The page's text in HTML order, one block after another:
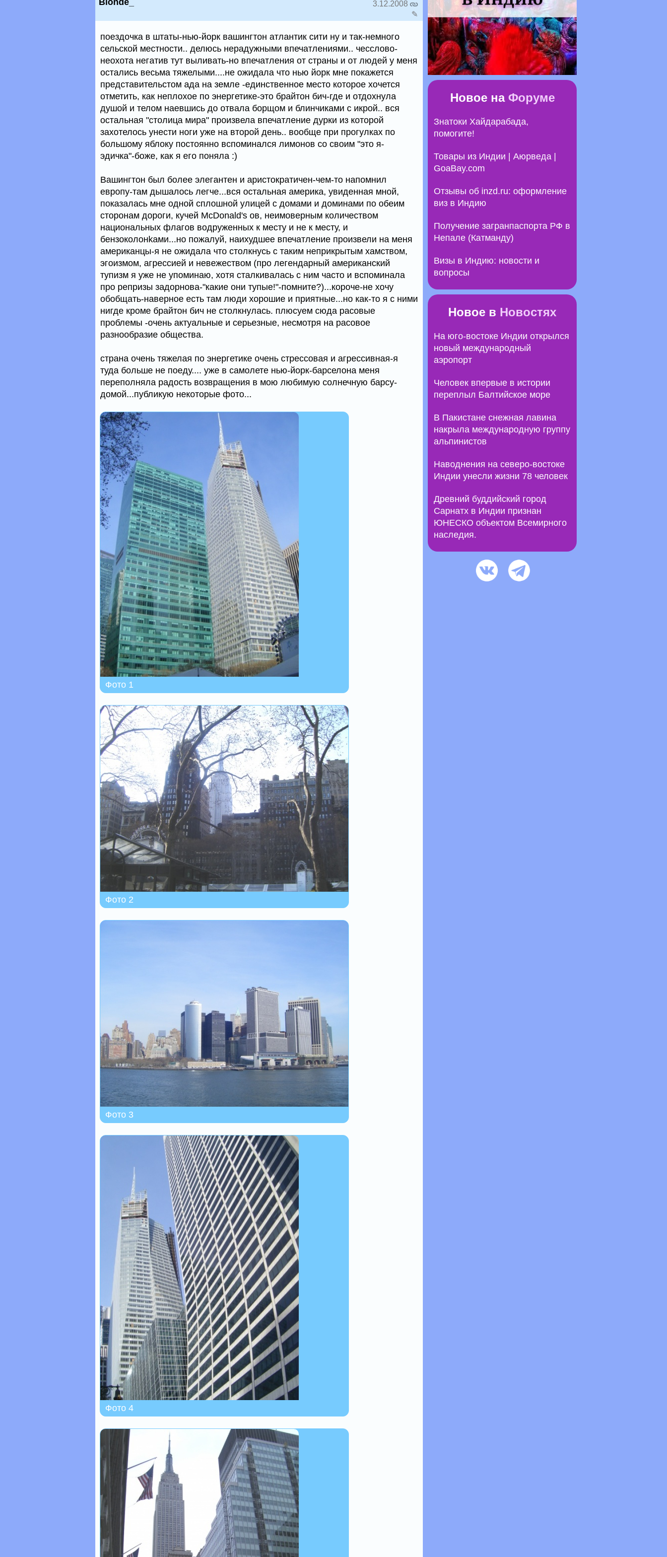
Blonde_
3.12.2008
✎
поездочка в штаты-нью-йорк вашингтон атлантик сити ну и так-немного
сельской местности.. делюсь нерадужными впечатлениями.. чесслово-
неохота негатив тут выливать-но впечатления от страны и от людей у меня
остались весьма тяжелыми....не ожидала что нью йорк мне покажется
представительстом ада на земле -единственное место которое хочется
отметить, как неплохое по энергетике-это брайтон бич-где и отдохнула
душой и телом наевшись до отвала борщом и блинчиками с икрой.. вся
остальная "столица мира" произвела впечатление дурки из которой
захотелось унести ноги уже на второй день.. вообще при прогулках по
большому яблоку постоянно вспоминался лимонов со своим "это я-
эдичка"-боже, как я его поняла :)
Bашингтон был более элегантен и аристократичен-чем-то напомнил
европу-там дышалось легче...вся остальная америка, увиденная мной,
показалась мне одной сплошной улицей с домами и доминами по обеим
сторонам дороги, кучей McDonald's ов, неимоверным количеством
национальных флагов водруженных к месту и не к месту, и
бензоколонkами...но пожалуй, наихудшее впечатление произвели на меня
американцы-я не ожидала что столкнусь с таким неприкрытым хамством,
эгоизмом, агрессией и невeжеством (про легендарный американский
тупизм я уже не упоминаю, хотя сталкивалась с ним часто и вспоминала
про репризы задорнова-"какие они тупые!"-помните?)...короче-не хочу
обобщать-наверное есть там люди хорошие и приятные...но как-то я с ними
нигде кроме брайтон бич не столкнулась. плюсуем сюда расовые
проблемы -очень актуальные и серьезные, несмотря на расовое
разнообразие общества.
страна очень тяжелая по энергетике очень стрессовая и агрессивная-я
туда больше не поеду.... уже в самолете нью-йорк-барселона меня
переполняла радость возвращения в мою любимую солнечную барсу-
домой...публикую некоторые фото...
Фото 1
Фото 2
Фото 3
Фото 4
Новое на Форуме
Знатоки Хайдарабада,
помогите!
Товары из Индии | Аюрведа |
GoaBay.com
Отзывы об inzd.ru: оформление
виз в Индию
Получение загранпаспорта РФ в
Непале (Катманду)
Визы в Индию: новости и
вопросы
Новое в Новостях
На юго-востоке Индии открылся
новый международный
аэропорт
Человек впервые в истории
переплыл Балтийское море
В Пакистане снежная лавина
накрыла международную группу
альпинистов
Наводнения на северо-востоке
Индии унесли жизни 78 человек
Древний буддийский город
Сарнатх в Индии признан
ЮНЕСКО объектом Всемирного
наследия.